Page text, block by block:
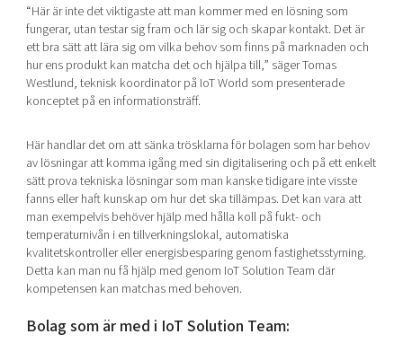
“Här är inte det viktigaste att man kommer med en lösning som
fungerar, utan testar sig fram och lär sig och skapar kontakt. Det är
ett bra sätt att lära sig om vilka behov som finns på marknaden och
hur ens produkt kan matcha det och hjälpa till,” säger Tomas
Westlund, teknisk koordinator på IoT World som presenterade
konceptet på en informationsträff.
Här handlar det om att sänka trösklarna för bolagen som har behov
av lösningar att komma igång med sin digitalisering och på ett enkelt
sätt prova tekniska lösningar som man kanske tidigare inte visste
fanns eller haft kunskap om hur det ska tillämpas. Det kan vara att
man exempelvis behöver hjälp med hålla koll på fukt- och
temperaturnivån i en tillverkningslokal, automatiska
kvalitetskontroller eller energisbesparing genom fastighetsstyrning.
Detta kan man nu få hjälp med genom IoT Solution Team där
kompetensen kan matchas med behoven.
Bolag som är med i IoT Solution Team: